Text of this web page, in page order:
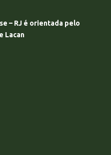
– RJ é orientada pelo
Lacan